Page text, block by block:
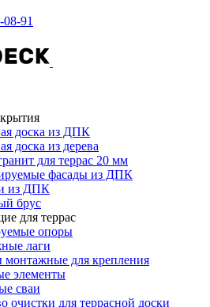
91
доска из ДПК
доска из дерева
для террас 20 мм
фасады из ДПК
из ДПК
брус
для террас
опоры
лаги
для крепления
элементы
сваи
очистки для террасной доски